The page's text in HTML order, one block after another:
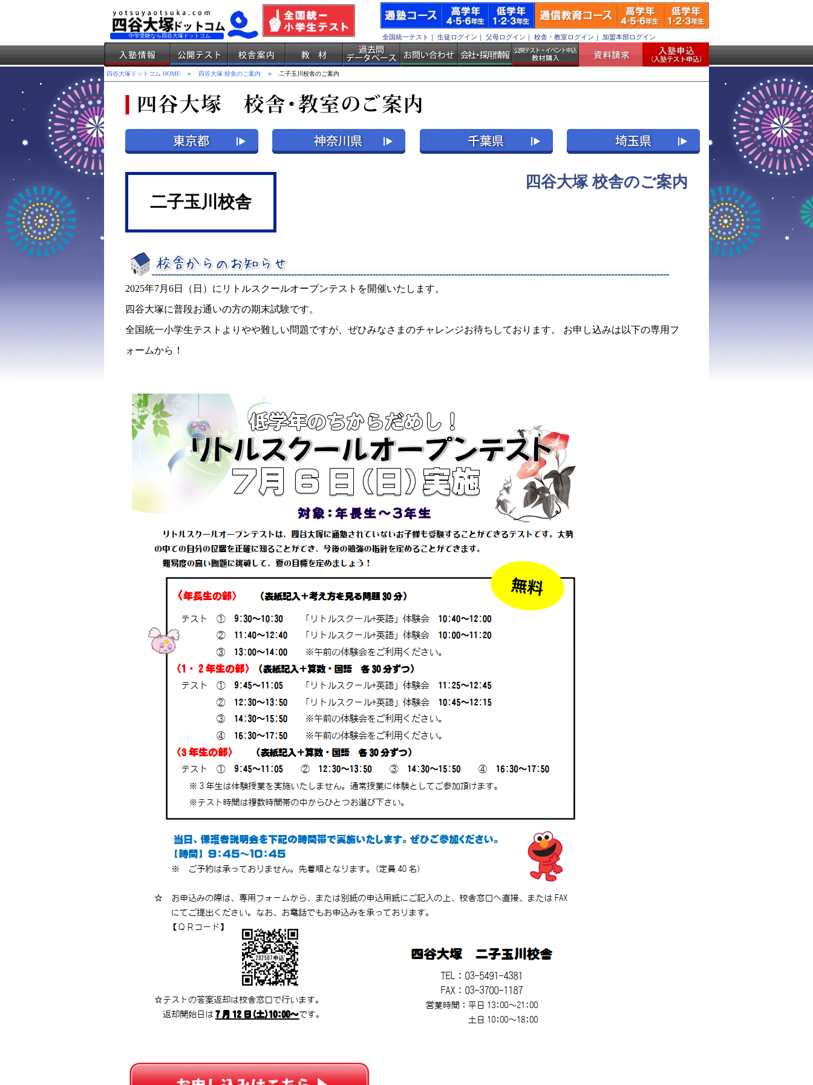
中学受験なら四谷大塚ドットコム 全国統一テスト ｜ 生徒ログイン ｜ 父母ログイン ｜ 校舎・教室ログイン ｜ 加盟本部ログイン
四谷大塚ドットコム HOME ＞ 四谷大塚 校舎のご案内 ＞ 二子玉川校舎のご案内
四谷大塚 校舎のご案内
二子玉川校舎
2025年7月6日（日）にリトルスクールオープンテストを開催いたします。
四谷大塚に普段お通いの方の期末試験です。
全国統一小学生テストよりやや難しい問題ですが、ぜひみなさまのチャレンジお待ちしております。 お申し込みは以下の専用フ
ォームから！